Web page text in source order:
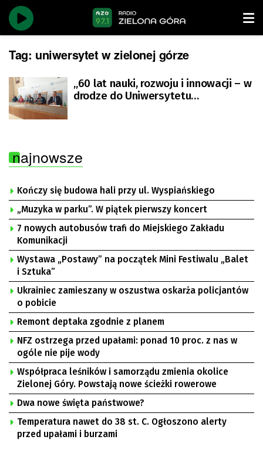
Tag: uniwersytet w zielonej górze
„60 lat nauki, rozwoju i innowacji – w
drodze do Uniwersytetu
najnowsze
Kończy się budowa hali przy ul. Wyspiańskiego
„Muzyka w parku”. W piątek pierwszy koncert
7 nowych autobusów trafi do Miejskiego Zakładu
Komunikacji
Wystawa „Postawy” na początek Mini Festiwalu „Balet
i Sztuka”
Ukrainiec zamieszany w oszustwa oskarża policjantów
o pobicie
Remont deptaka zgodnie z planem
NFZ ostrzega przed upałami: ponad 10 proc. z nas w
ogóle nie pije wody
Współpraca leśników i samorządu zmienia okolice
Zielonej Góry. Powstają nowe ścieżki rowerowe
Dwa nowe święta państwowe?
Temperatura nawet do 38 st. C. Ogłoszono alerty
przed upałami i burzami